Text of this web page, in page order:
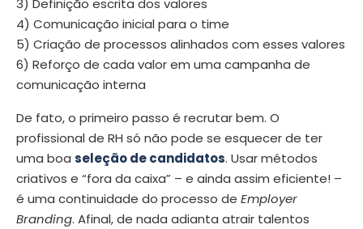
3) Definição escrita dos valores
4) Comunicação inicial para o time
5) Criação de processos alinhados com esses valores
6) Reforço de cada valor em uma campanha de
comunicação interna
De fato, o primeiro passo é recrutar bem. O
profissional de RH só não pode se esquecer de ter
uma boa seleção de candidatos. Usar métodos
criativos e “fora da caixa” – e ainda assim eficiente! –
é uma continuidade do processo de Employer
Branding. Afinal, de nada adianta atrair talentos